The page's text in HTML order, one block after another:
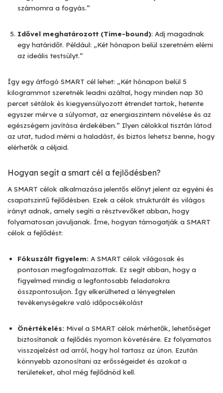
számomra a fogyás.”
Idővel meghatározott (Time-bound): Adj magadnak
egy határidőt. Például: „Két hónapon belül szeretném elérni
az ideális testsúlyt.”
Így egy átfogó SMART cél lehet: „Két hónapon belül 5
kilogrammot szeretnék leadni azáltal, hogy minden nap 30
percet sétálok és kiegyensúlyozott étrendet tartok, hetente
egyszer mérve a súlyomat, az energiaszintem növelése és az
egészségem javítása érdekében.” Ilyen célokkal tisztán látod
az utat, tudod mérni a haladást, és biztos lehetsz benne, hogy
elérhetők a céljaid.
Hogyan segít a smart cél a fejlődésben?
A SMART célok alkalmazása jelentős előnyt jelent az egyéni és
csapatszintű fejlődésben. Ezek a célok strukturált és világos
irányt adnak, amely segíti a résztvevőket abban, hogy
folyamatosan javuljanak. Íme, hogyan támogatják a SMART
célok a fejlődést:
Fókuszált figyelem: A SMART célok világosak és
pontosan megfogalmazottak. Ez segít abban, hogy a
figyelmed mindig a legfontosabb feladatokra
összpontosuljon. Így elkerülheted a lényegtelen
tevékenységekre való időpocsékolást
Önértékelés: Mivel a SMART célok mérhetők, lehetőséget
biztosítanak a fejlődés nyomon követésére. Ez folyamatos
visszajelzést ad arról, hogy hol tartasz az úton. Ezután
könnyebb azonosítani az erősségeidet és azokat a
területeket, ahol még fejlődnöd kell.